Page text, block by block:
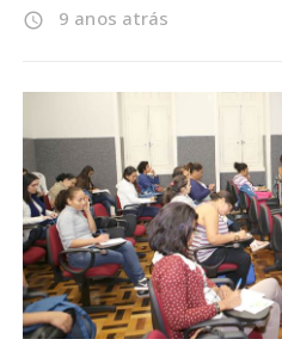
access_time 9 anos atrás